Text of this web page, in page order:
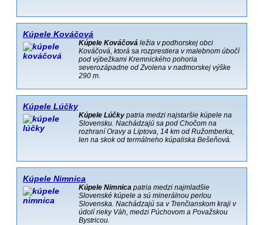
Kúpele Kováčová
Kúpele Kováčová ležia v podhorskej obci
Kováčová, ktorá sa rozprestiera v malebnom úbočí
pod výbežkami Kremnického pohoria
severozápadne od Zvolena v nadmorskej výške
290 m.
Kúpele Lúčky
Kúpele Lúčky patria medzi najstaršie kúpele na
Slovensku. Nachádzajú sa pod Chočom na
rozhraní Oravy a Liptova, 14 km od Ružomberka,
len na skok od termálneho kúpaliska Bešeňová.
Kúpele Nimnica
Kúpele Nimnica patria medzi najmladšie
Slovenské kúpele a sú minerálnou perlou
Slovenska. Nachádzajú sa v Trenčianskom kraji v
údolí rieky Váh, medzi Púchovom a Považskou
Bystricou.